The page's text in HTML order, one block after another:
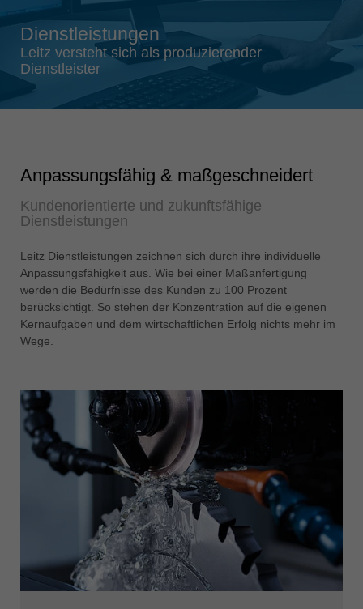
Singapore
english
Slovenija
slovenski
Suomi
english
Türkiye
türkçe
USA
english
Việt Nam
tiếng việt
ประเทศไทย
ไทย
Україна
yкраїнська
Dienstleistungen
Leitz versteht sich als produzierender
Dienstleister
Anpassungsfähig & maßgeschneidert
Kundenorientierte und zukunftsfähige
Dienstleistungen
Leitz Dienstleistungen zeichnen sich durch ihre individuelle
Anpassungsfähigkeit aus. Wie bei einer Maßanfertigung
werden die Bedürfnisse des Kunden zu 100 Prozent
berücksichtigt. So stehen der Konzentration auf die eigenen
Kernaufgaben und dem wirtschaftlichen Erfolg nichts mehr im
Wege.